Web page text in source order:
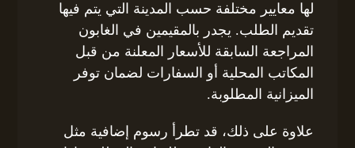
لها معايير مختلفة حسب المدينة التي يتم فيها
تقديم الطلب. يجدر بالمقيمين في الغابون
المراجعة السابقة للأسعار المعلنة من قبل
المكاتب المحلية أو السفارات لضمان توفر
الميزانية المطلوبة.
علاوة على ذلك، قد تطرأ رسوم إضافية مثل